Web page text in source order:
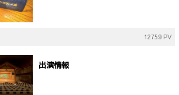
12759 PV
出演情報